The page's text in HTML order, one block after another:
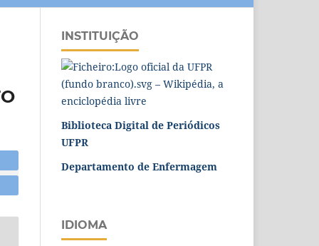
INSTITUIÇÃO
Biblioteca Digital de Periódicos
UFPR
Departamento de Enfermagem
IDIOMA